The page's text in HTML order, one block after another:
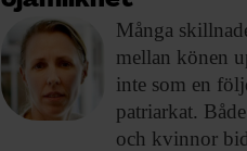
Många
mellan könen
inte som en
patriarkat.
och kvinnor